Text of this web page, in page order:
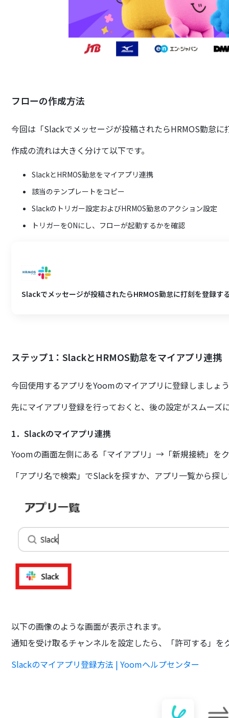
フローの作成方法
今回は「Slackでメッセージが投稿されたらHRMOS勤怠
作成の流れは大きく分けて以下です。
SlackとHRMOS勤怠をマイアプリ連携
該当のテンプレートをコピー
Slackのトリガー設定およびHRMOS勤怠のアクション設定
トリガーをONにし、フローが起動するかを確認
Slackでメッセージが投稿されたらHRMOS勤怠に打刻を登録す
ステップ1：SlackとHRMOS勤怠をマイアプリ連携
今回使用するアプリをYoomのマイアプリに登録しましょ
先にマイアプリ登録を行っておくと、後の設定がスムーズ
1．Slackのマイアプリ連携
Yoomの画面左側にある「マイアプリ」→「新規接続」を
「アプリ名で検索」でSlackを探すか、アプリ一覧から探
以下の画像のような画面が表示されます。
通知を受け取るチャンネルを設定したら、「許可する」を
Slackのマイアプリ登録方法 | Yoomヘルプセンター